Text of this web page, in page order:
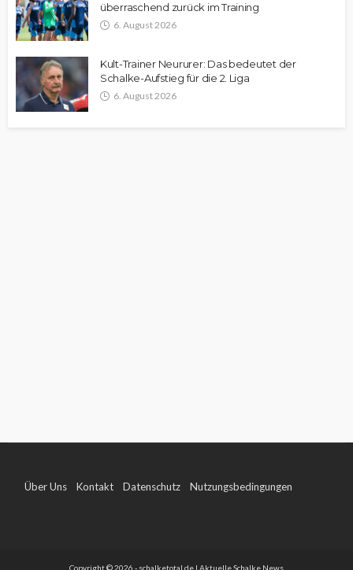
überraschend zurück im Training
6. August 2026
Kult-Trainer Neururer: Das bedeutet der
Schalke-Aufstieg für die 2. Liga
6. August 2026
Über Uns Kontakt Datenschutz Nutzungsbedingungen
Copyright © 2026 - schalketotal.de | Aktuelle Schalke News